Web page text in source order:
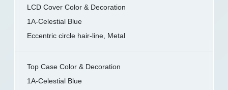
LCD Cover Color & Decoration
1A-Celestial Blue
Eccentric circle hair-line, Metal
Top Case Color & Decoration
1A-Celestial Blue